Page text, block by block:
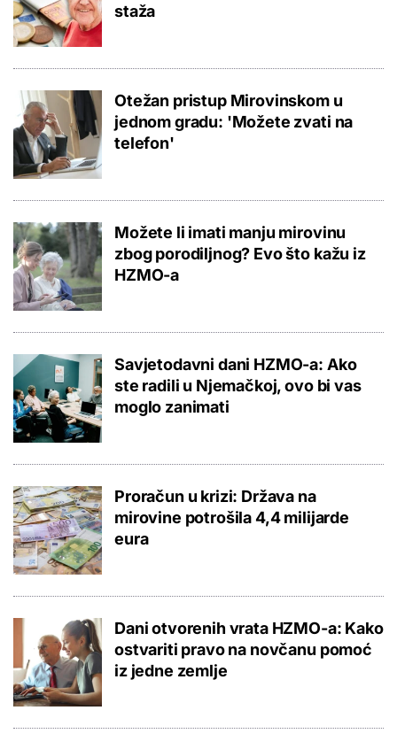
staža
Otežan pristup Mirovinskom u
jednom gradu: 'Možete zvati na
telefon'
Možete li imati manju mirovinu
zbog porodiljnog? Evo što kažu iz
HZMO-a
Savjetodavni dani HZMO-a: Ako
ste radili u Njemačkoj, ovo bi vas
moglo zanimati
Proračun u krizi: Država na
mirovine potrošila 4,4 milijarde
eura
Dani otvorenih vrata HZMO-a: Kako
ostvariti pravo na novčanu pomoć
iz jedne zemlje